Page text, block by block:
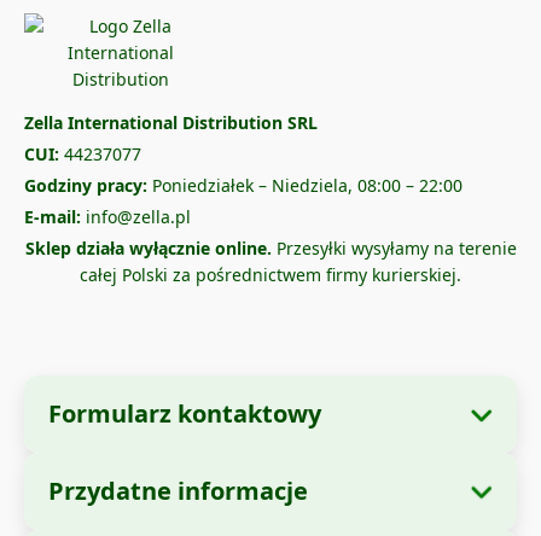
Zella International Distribution SRL
CUI: 44237077
Godziny pracy: Poniedziałek – Niedziela, 08:00 – 22:00
E-mail: info@zella.pl
Sklep działa wyłącznie online. Przesyłki wysyłamy na terenie
całej Polski za pośrednictwem firmy kurierskiej.
Formularz kontaktowy
Dane firmy
Przydatne informacje